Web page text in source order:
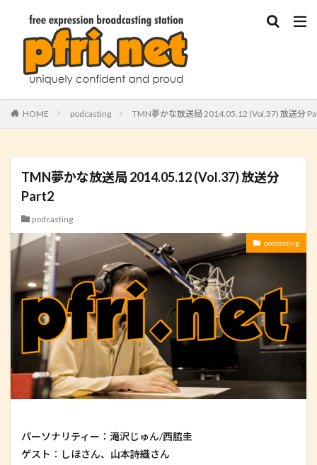
HOME podcasting TMN夢かな放送局 2014.05.12 (Vol.37) 放送分
TMN夢かな放送局 2014.05.12 (Vol.37) 放送分
Part2
podcasting
podcasting
パーソナリティー：滝沢じゅん/西脇圭
ゲスト：しほさん、山本詩織さん